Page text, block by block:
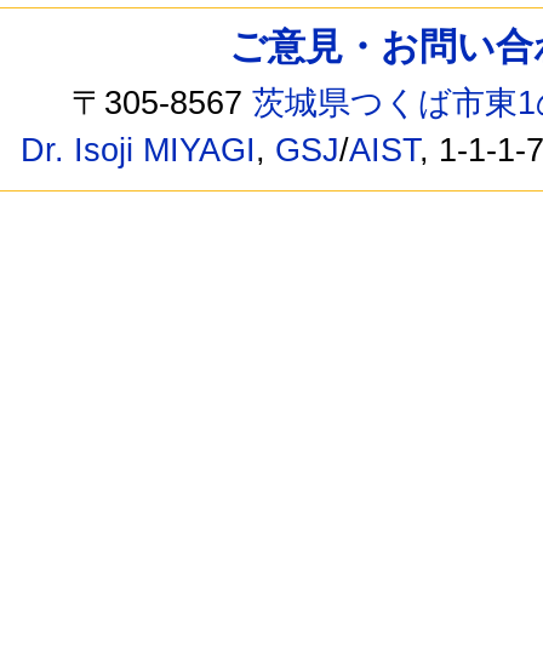
ご意見・お問い
〒305-8567茨城県つくば市東
Dr. Isoji MIYAGI, GSJ/AIST, 1-1-1-